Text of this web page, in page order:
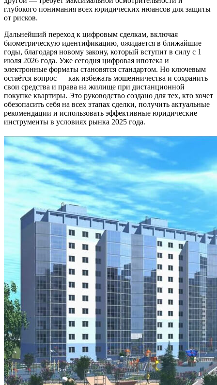
глубокого понимания всех юридических нюансов для защиты
от рисков.
Дальнейший переход к цифровым сделкам, включая
биометрическую идентификацию, ожидается в ближайшие
годы, благодаря новому закону, который вступит в силу с 1
июля 2026 года. Уже сегодня цифровая ипотека и
электронные форматы становятся стандартом. Но ключевым
остаётся вопрос — как избежать мошенничества и сохранить
свои средства и права на жилище при дистанционной
покупке квартиры. Это руководство создано для тех, кто хочет
обезопасить себя на всех этапах сделки, получить актуальные
рекомендации и использовать эффективные юридические
инструменты в условиях рынка 2025 года.